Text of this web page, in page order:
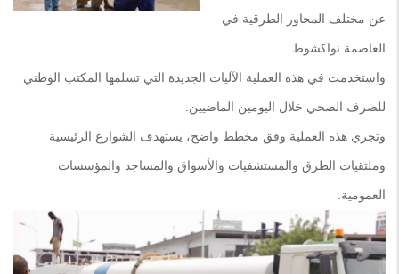
عن مختلف المحاور الطرقية في
العاصمة نواكشوط.
واستخدمت في هذه العملية الآليات الجديدة التي تسلمها المكتب الوطني
للصرف الصحي خلال اليومين الماضيين.
وتجري هذه العملية وفق مخطط واضح، يستهدف الشوارع الرئيسية
وملتقيات الطرق والمستشفيات والأسواق والمساجد والمؤسسات
العمومية.